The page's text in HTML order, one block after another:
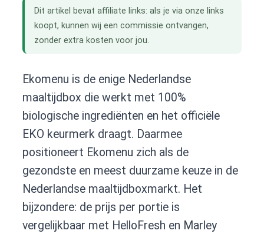
Dit artikel bevat affiliate links: als je via onze links
koopt, kunnen wij een commissie ontvangen,
zonder extra kosten voor jou.
Ekomenu is de enige Nederlandse
maaltijdbox die werkt met 100%
biologische ingrediënten en het officiële
EKO keurmerk draagt. Daarmee
positioneert Ekomenu zich als de
gezondste en meest duurzame keuze in de
Nederlandse maaltijdboxmarkt. Het
bijzondere: de prijs per portie is
vergelijkbaar met HelloFresh en Marley